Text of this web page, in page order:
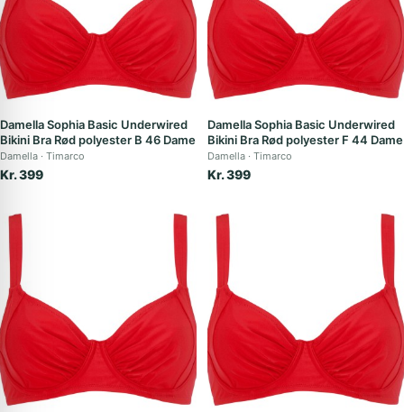
Damella Sophia Basic Underwired
Bikini Bra Rød polyester B 46 Dame
Damella Timarco
Kr. 399
Damella Sophia Basic Underwired
Bikini Bra Rød polyester F 44 Dame
Damella Timarco
Kr. 399